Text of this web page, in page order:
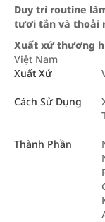
Duy trì routine
tươi tắn và thoải
Xuất xứ thương
Việt Nam
Xuất Xứ
Cách Sử Dụng
Thành Phần